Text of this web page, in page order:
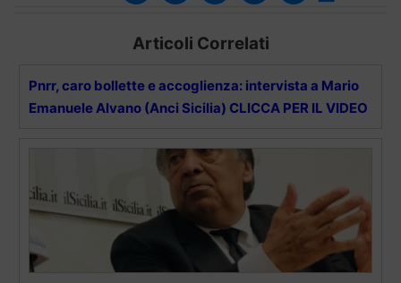
Articoli Correlati
Pnrr, caro bollette e accoglienza: intervista a Mario
Emanuele Alvano (Anci Sicilia) CLICCA PER IL VIDEO